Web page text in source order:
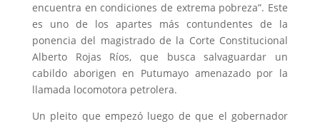
encuentra en condiciones de extrema pobreza”. Este
es uno de los apartes más contundentes de la
ponencia del magistrado de la Corte Constitucional
Alberto Rojas Ríos, que busca salvaguardar un
cabildo aborigen en Putumayo amenazado por la
llamada locomotora petrolera.
Un pleito que empezó luego de que el gobernador